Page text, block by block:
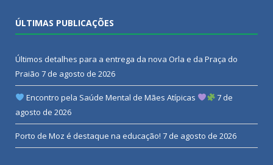
ÚLTIMAS PUBLICAÇÕES
Últimos detalhes para a entrega da nova Orla e da Praça do
Praião 7 de agosto de 2026
Encontro pela Saúde Mental de Mães Atípicas
7 de
agosto de 2026
Porto de Moz é destaque na educação! 7 de agosto de 2026